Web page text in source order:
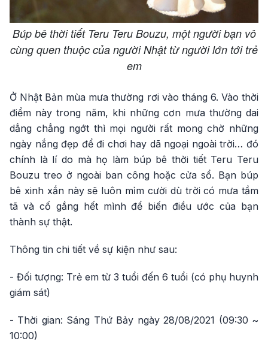
Búp bê thời tiết Teru Teru Bouzu, một người bạn vô
cùng quen thuộc của người Nhật từ người lớn tới trẻ
em
Ở Nhật Bản mùa mưa thường rơi vào tháng 6. Vào thời
điểm này trong năm, khi những cơn mưa thường dai
dẳng chẳng ngớt thì mọi người rất mong chờ những
ngày nắng đẹp để đi chơi hay dã ngoại ngoài trời… đó
chính là lí do mà họ làm búp bê thời tiết Teru Teru
Bouzu treo ở ngoài ban công hoặc cửa sổ. Bạn búp
bê xinh xắn này sẽ luôn mỉm cười dù trời có mưa tầm
tã và cố gắng hết mình để biến điều ước của bạn
thành sự thật.
Thông tin chi tiết về sự kiện như sau:
- Đối tượng: Trẻ em từ 3 tuổi đến 6 tuổi (có phụ huynh
giám sát)
- Thời gian: Sáng Thứ Bảy ngày 28/08/2021 (09:30 ~
10:00)